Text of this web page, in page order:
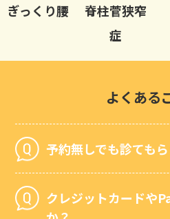
ぎっくり腰
脊柱菅狭窄
症
よくある
予約無しでも診ても
クレジットカードや